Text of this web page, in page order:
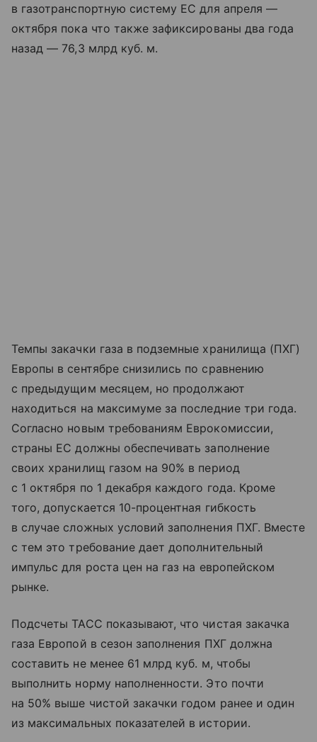
в газотранспортную систему ЕС для апреля —
октября пока что также зафиксированы два года
назад — 76,3 млрд куб. м.
Темпы закачки газа в подземные хранилища (ПХГ)
Европы в сентябре снизились по сравнению
с предыдущим месяцем, но продолжают
находиться на максимуме за последние три года.
Согласно новым требованиям Еврокомиссии,
страны ЕС должны обеспечивать заполнение
своих хранилищ газом на 90% в период
с 1 октября по 1 декабря каждого года. Кроме
того, допускается 10-процентная гибкость
в случае сложных условий заполнения ПХГ. Вместе
с тем это требование дает дополнительный
импульс для роста цен на газ на европейском
рынке.
Подсчеты ТАСС показывают, что чистая закачка
газа Европой в сезон заполнения ПХГ должна
составить не менее 61 млрд куб. м, чтобы
выполнить норму наполненности. Это почти
на 50% выше чистой закачки годом ранее и один
из максимальных показателей в истории.